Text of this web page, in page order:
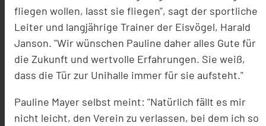
fliegen wollen, lasst sie fliegen", sagt der sportliche
Leiter und langjährige Trainer der Eisvögel, Harald
Janson. "Wir wünschen Pauline daher alles Gute für
die Zukunft und wertvolle Erfahrungen. Sie weiß,
dass die Tür zur Unihalle immer für sie aufsteht."
Pauline Mayer selbst meint: "Natürlich fällt es mir
nicht leicht, den Verein zu verlassen, bei dem ich so